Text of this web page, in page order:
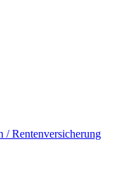
/ Rentenversicherung